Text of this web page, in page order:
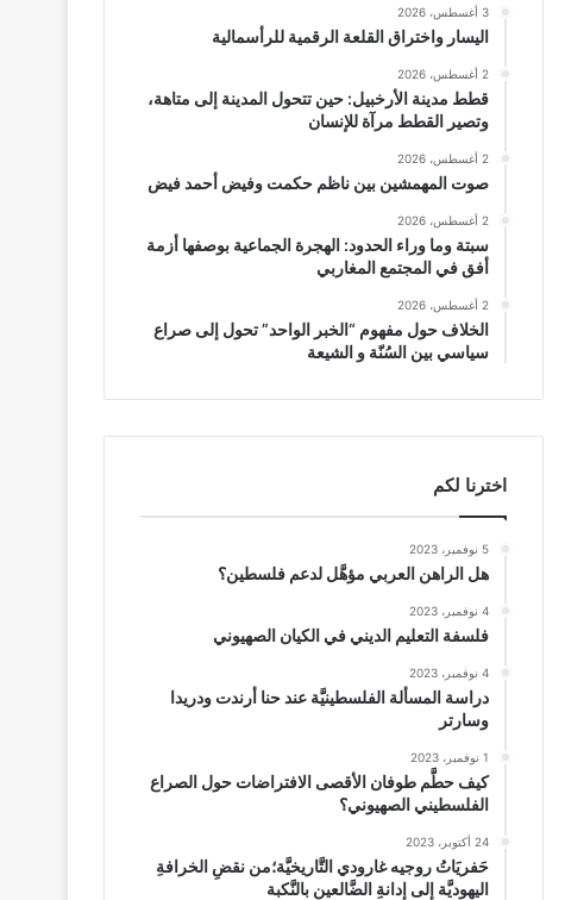
3 أغسطس، 2026
اليسار واختراق القلعة الرقمية للرأسمالية
2 أغسطس، 2026
قطط مدينة الأرخبيل: حين تتحول المدينة إلى متاهة،
وتصير القطط مرآة للإنسان
2 أغسطس، 2026
صوت المهمشين بين ناظم حكمت وفيض أحمد فيض
2 أغسطس، 2026
سبتة وما وراء الحدود: الهجرة الجماعية بوصفها أزمة
أفق في المجتمع المغاربي
2 أغسطس، 2026
الخلاف حول مفهوم “الخبر الواحد” تحول إلى صراع
سياسي بين السُنّة و الشيعة
اخترنا لكم
5 نوفمبر، 2023
هل الراهن العربي مؤهَّل لدعم فلسطين؟
4 نوفمبر، 2023
فلسفة التعليم الديني في الكيان الصهيوني
4 نوفمبر، 2023
دراسة المسألة الفلسطينيَّة عند حنا أرندت ودريدا
وسارتر
1 نوفمبر، 2023
كيف حطَّم طوفان الأقصى الافتراضات حول الصراع
الفلسطيني الصهيوني؟
24 أكتوبر، 2023
حَفريَاتُ روجيه غارودي التَّاريخيَّة؛من نقضِ الخرافةِ
اليهوديَّة إلى إدانةِ الضَّالعين بالنَّكبة